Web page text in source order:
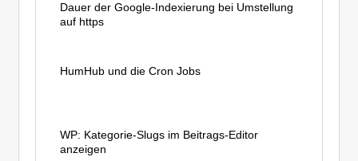
Dauer der Google-Indexierung bei Umstellung
auf https
HumHub und die Cron Jobs
WP: Kategorie-Slugs im Beitrags-Editor
anzeigen